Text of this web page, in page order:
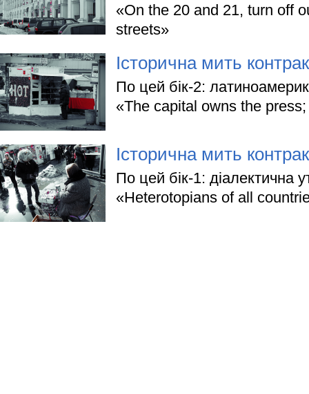
«On the 20 and 21, turn off
streets»
Історична мить
По цей бік-2:
«The capital owns the
Історична мить
По цей бік-1: діалектична
«Heterotopians of all